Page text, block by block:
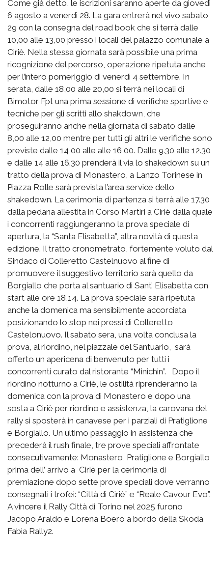
Come già detto, le iscrizioni saranno aperte da giovedì
6 agosto a venerdì 28. La gara entrerà nel vivo sabato
29 con la consegna del road book che si terrà dalle
10,00 alle 13,00 presso i locali del palazzo comunale a
Ciriè. Nella stessa giornata sarà possibile una prima
ricognizione del percorso, operazione ripetuta anche
per l’intero pomeriggio di venerdì 4 settembre. In
serata, dalle 18,00 alle 20,00 si terrà nei locali di
Bimotor Fpt una prima sessione di verifiche sportive e
tecniche per gli scritti allo shakdown, che
proseguiranno anche nella giornata di sabato dalle
8,00 alle 12,00 mentre per tutti gli altri le verifiche sono
previste dalle 14,00 alle alle 16,00. Dalle 9.30 alle 12.30
e dalle 14 alle 16.30 prenderà il via lo shakedown su un
tratto della prova di Monastero, a Lanzo Torinese in
Piazza Rolle sarà prevista l’area service dello
shakedown. La cerimonia di partenza si terrà alle 17.30
dalla pedana allestita in Corso Martiri a Ciriè dalla quale
i concorrenti raggiungeranno la prova speciale di
apertura, la “Santa Elisabetta”, altra novità di questa
edizione. Il tratto cronometrato, fortemente voluto dal
Sindaco di Colleretto Castelnuovo al fine di
promuovere il suggestivo territorio sarà quello da
Borgiallo che porta al santuario di Sant’ Elisabetta con
start alle ore 18,14. La prova speciale sarà ripetuta
anche la domenica ma sensibilmente accorciata
posizionando lo stop nei pressi di Colleretto
Castelonuovo. Il sabato sera, una volta conclusa la
prova, al riordino, nel piazzale del Santuario, sarà
offerto un apericena di benvenuto per tutti i
concorrenti curato dal ristorante “Minichin”. Dopo il
riordino notturno a Ciriè, le ostilità riprenderanno la
domenica con la prova di Monastero e dopo una
sosta a Ciriè per riordino e assistenza, la carovana del
rally si sposterà in canavese per i parziali di Pratiglione
e Borgiallo. Un ultimo passaggio in assistenza che
precederà il rush finale, tre prove speciali affrontate
consecutivamente: Monastero, Pratiglione e Borgiallo
prima dell’ arrivo a Ciriè per la cerimonia di
premiazione dopo sette prove speciali dove verranno
consegnati i trofei: “Città di Ciriè” e “Reale Cavour Evo”.
A vincere il Rally Città di Torino nel 2025 furono
Jacopo Araldo e Lorena Boero a bordo della Skoda
Fabia Rally2.